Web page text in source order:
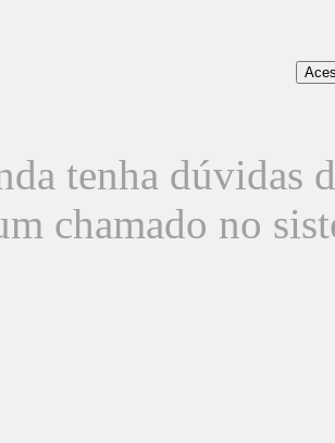
tenha dúvidas
chamado no